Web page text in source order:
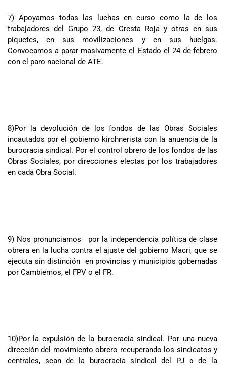
7) Apoyamos todas las luchas en curso como la de los
trabajadores del Grupo 23, de Cresta Roja y otras en sus
piquetes, en sus movilizaciones y en sus huelgas.
Convocamos a parar masivamente el Estado el 24 de febrero
con el paro nacional de ATE.
8)Por la devolución de los fondos de las Obras Sociales
incautados por el gobierno kirchnerista con la anuencia de la
burocracia sindical. Por el control obrero de los fondos de las
Obras Sociales, por direcciones electas por los trabajadores
en cada Obra Social.
9) Nos pronunciamos por la independencia política de clase
obrera en la lucha contra el ajuste del gobierno Macri, que se
ejecuta sin distinción en provincias y municipios gobernadas
por Cambiemos, el FPV o el FR.
10)Por la expulsión de la burocracia sindical. Por una nueva
dirección del movimiento obrero recuperando los sindicatos y
centrales, sean de la burocracia sindical del PJ o de la